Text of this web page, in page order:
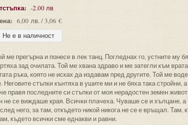
-2.00 лв
6,00 лв. / 3,06 €
ме прегърна и понесе в лек танц. Погледнах го, устните му
зад очилата. Той ме хвана здраво и ме затегли към
ръка, която не исках да издавам пред другите. Той ме
стъпки кънтяха в ушите ми и не бяха така стройни,
правя последните си стъпки от моя нерадостен земен
се виждаше края. Всички плачеха. Чуваше се и хълцане, а
него, за там, откъдето никой никога не се е връщал. Там,
където всички сме еднакви и равни.